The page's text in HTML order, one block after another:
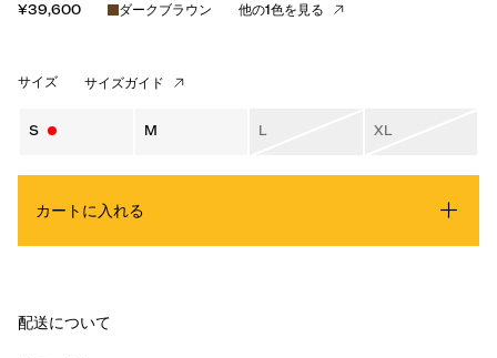
¥39,600 ダークブラウン 他の1色を見る
サイズ サイズガイド
S M L XL
カートに入れる
配送について